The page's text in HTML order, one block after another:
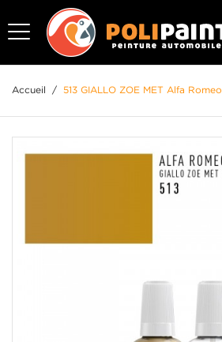
Accueil / 513 GIALLO ZOE MET Alfa Romeo